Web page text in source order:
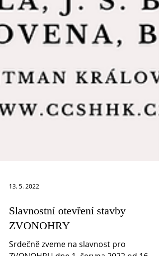
Slavnostní otevření stavby
ZVONOHRY